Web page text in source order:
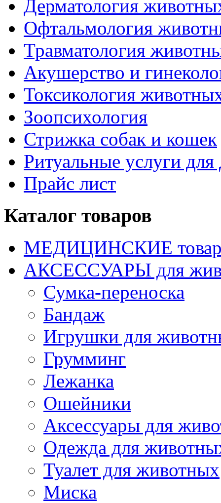
Дерматология
Офтальмология
Травматология
Акушерство и
Токсикология
Зоопсихология
Стрижка собак и кошек
Ритуальные услуги
Прайс лист
Каталог товаров
МЕДИЦИНСКИЕ
АКСЕССУАРЫ для
Сумка-переноска
Бандаж
Игрушки для
Грумминг
Лежанка
Ошейники
Аксессуары для
Одежда для
Туалет для животных
Миска